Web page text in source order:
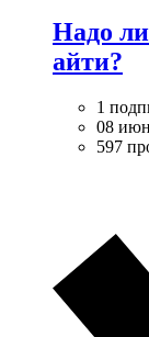
Надо
айти?
1
08
597